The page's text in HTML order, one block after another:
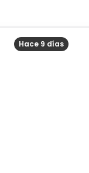
Hace 9 días